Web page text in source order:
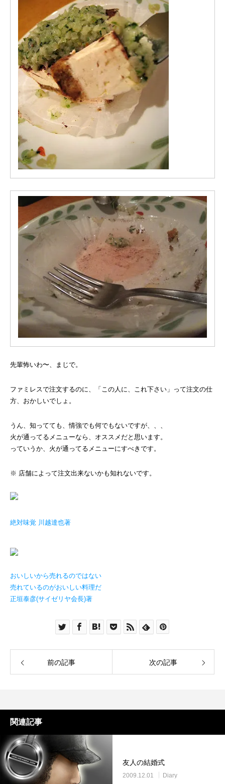
先輩怖いわ〜、まじで。
ファミレスで注文するのに、「この人に、これ下さい」って注文の仕
方、おかしいでしょ。
うん、知ってても、情強でも何でもないですが、、、
火が通ってるメニューなら、オススメだと思います。
っていうか、火が通ってるメニューにすべきです。
※ 店舗によって注文出来ないかも知れないです。
絶対味覚 川越達也著
おいしいから売れるのではない
売れているのがおいしい料理だ
正垣泰彦(サイゼリヤ会長)著
前の記事 次の記事
関連記事
友人の結婚式
2009.12.01 Diary